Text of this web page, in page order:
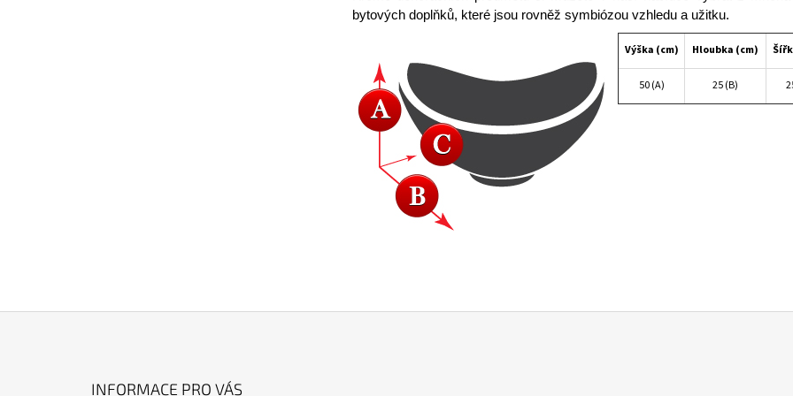
bytových doplňků, které jsou rovněž symbiózou vzhledu a užitku.
Výška (cm) Hloubka (cm)
50 (A) 25 (B)
INFORMACE PRO VÁS